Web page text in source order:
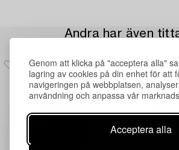
Genom att klicka på "acceptera alla"
lagring av cookies på din enhet för att
navigeringen på webbplatsen,
användning och anpassa vår
Acceptera alla
Andra har även